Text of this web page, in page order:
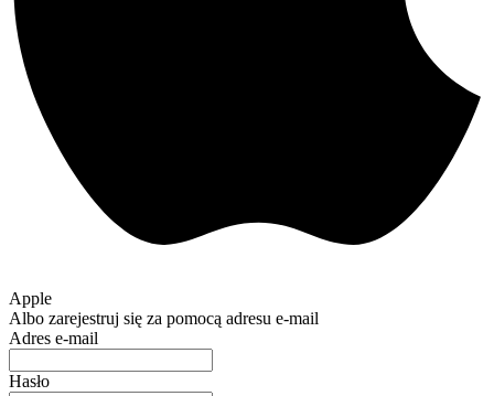
Apple
Albo zarejestruj się za pomocą adresu e-mail
Adres e-mail
Hasło